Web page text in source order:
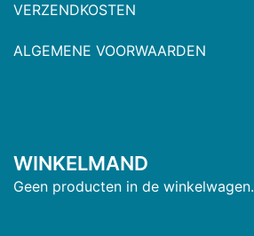
VERZENDKOSTEN
ALGEMENE VOORWAARDEN
WINKELMAND
Geen producten in de winkelwagen.